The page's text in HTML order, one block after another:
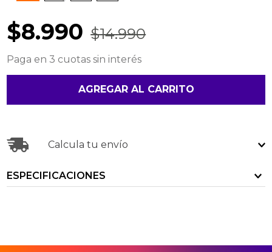
$8.990 $14.990
Paga en 3 cuotas sin interés
AGREGAR AL CARRITO
Calcula tu envío
ESPECIFICACIONES